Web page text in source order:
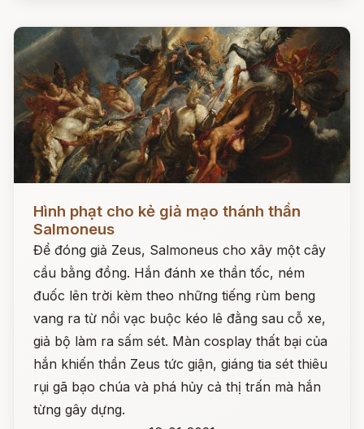
Hình phạt cho kẻ giả mạo thánh thần
Salmoneus
Để đóng giả Zeus, Salmoneus cho xây một cây
cầu bằng đồng. Hắn đánh xe thần tốc, ném
đuốc lên trời kèm theo những tiếng rùm beng
vang ra từ nồi vạc buộc kéo lê đằng sau cỗ xe,
giả bộ làm ra sấm sét. Màn cosplay thất bại của
hắn khiến thần Zeus tức giận, giáng tia sét thiêu
rụi gã bạo chúa và phá hủy cả thị trấn mà hắn
từng gây dựng.